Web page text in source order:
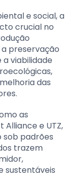
e social, a
crucial no
preservação
viabilidade
das
as
Alliance e UTZ,
sob padrões
trazem
sustentáveis